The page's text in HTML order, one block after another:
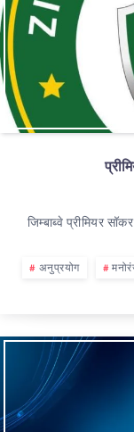
जिम्बाब्वे प्रीमियर
अनुप्रयोग